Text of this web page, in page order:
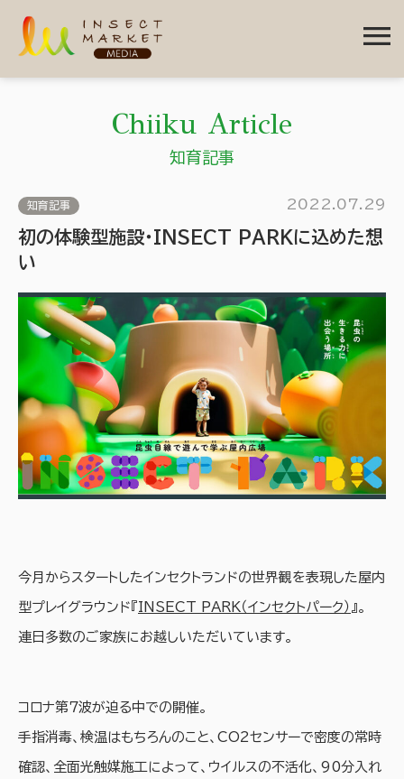
menu
Chiiku Article
知育記事
知育記事 2022.07.29
初の体験型施設・INSECT PARKに込めた想
い
今月からスタートしたインセクトランドの世界観を表現した屋内
型プレイグラウンド『INSECT PARK（インセクトパーク） 』。
連日多数のご家族にお越しいただいています。
コロナ第７波が迫る中での開催。
手指消毒、検温はもちろんのこと、CO2センサーで密度の常時
確認、全面光触媒施工によって、ウイルスの不活化、90分入れ